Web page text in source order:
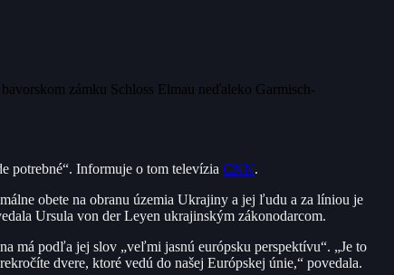
zámku Schloss Elmau neďaleko Garmisch-
potrebné“. Informuje o tom televízia CNN.
obete na obranu územia Ukrajiny a jej ľudu a za líniou je
Ursula von der Leyen ukrajinským zákonodarcom.
má podľa jej slov „veľmi jasnú európsku perspektívu“. „Je to
dvere, ktoré vedú do našej Európskej únie,“ povedala.